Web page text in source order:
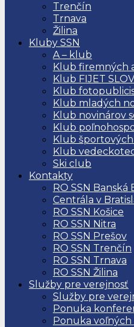
Trenčín
Trnava
Žilina
Kluby SSN
A – klub
Klub firemných
Klub FIJET
Klub
Klub mladých
Klub novinárov
Klub
Klub
Klub
Ski club
Kontakty
RO SSN Banská
Centrála v
RO SSN Košice
RO SSN Nitra
RO SSN Prešov
RO SSN Trenčín
RO SSN Trnava
RO SSN Žilina
Služby pre verejnosť
Služby pre
Ponuka
Ponuka